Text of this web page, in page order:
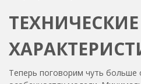
ТЕХНИЧЕСКИЕ
Теперь поговорим чуть больше